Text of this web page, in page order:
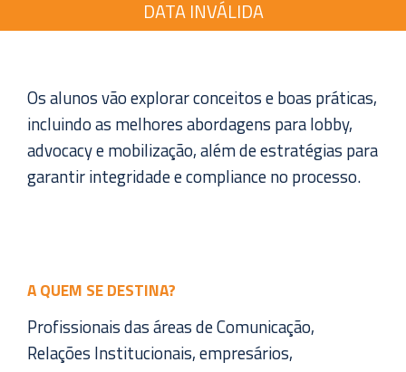
DATA INVÁLIDA
Os alunos vão explorar conceitos e boas práticas,
incluindo as melhores abordagens para lobby,
advocacy e mobilização, além de estratégias para
garantir integridade e compliance no processo.
A QUEM SE DESTINA?
Profissionais das áreas de Comunicação,
Relações Institucionais, empresários,